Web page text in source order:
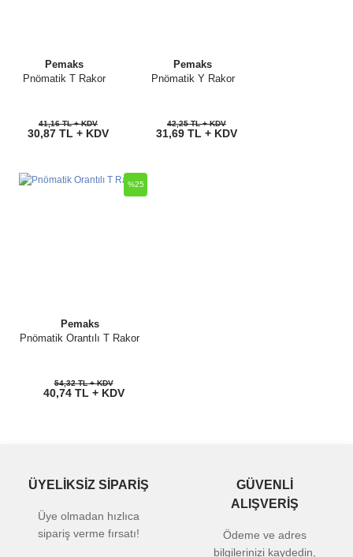
Pemaks
Pnömatik T Rakor
41,16 TL + KDV
30,87 TL + KDV
Pemaks
Pnömatik Y Rakor
42,25 TL + KDV
31,69 TL + KDV
Pemaks
Pnömatik Orantılı T Rakor
%25
54,32 TL + KDV
40,74 TL + KDV
ÜYELİKSİZ SİPARİŞ
Üye olmadan hızlıca
sipariş verme fırsatı!
GÜVENLİ
ALIŞVERİŞ
Ödeme ve adres
bilgilerinizi kaydedin,